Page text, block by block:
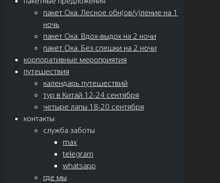
пакет Ока. Лесное обн(ов/у)ление на 1
ночь
пакет Ока. Вдох-выдох на 2 ночи
пакет Ока. Без спешки на 2 ночи
корпоративные мероприятия
путешествия
календарь путешествий
тур в Китай 12-24 сентября
четыре лапы 18-20 сентября
контакты
служба заботы
max
telegram
whatsapp
где мы